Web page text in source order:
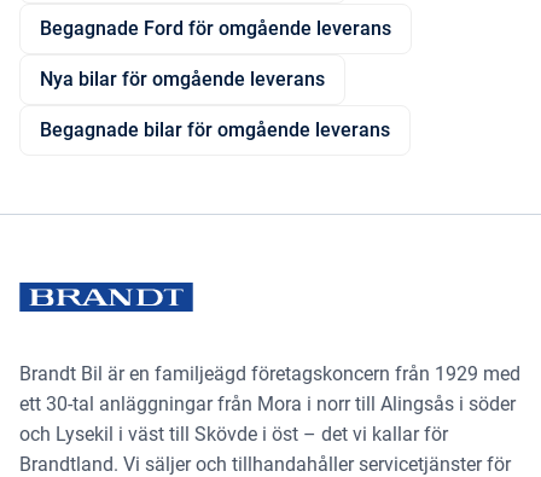
Begagnade Ford för omgående leverans
Nya bilar för omgående leverans
Begagnade bilar för omgående leverans
Brandt Bil är en familjeägd företagskoncern från 1929 med
ett 30-tal anläggningar från Mora i norr till Alingsås i söder
och Lysekil i väst till Skövde i öst – det vi kallar för
Brandtland. Vi säljer och tillhandahåller servicetjänster för